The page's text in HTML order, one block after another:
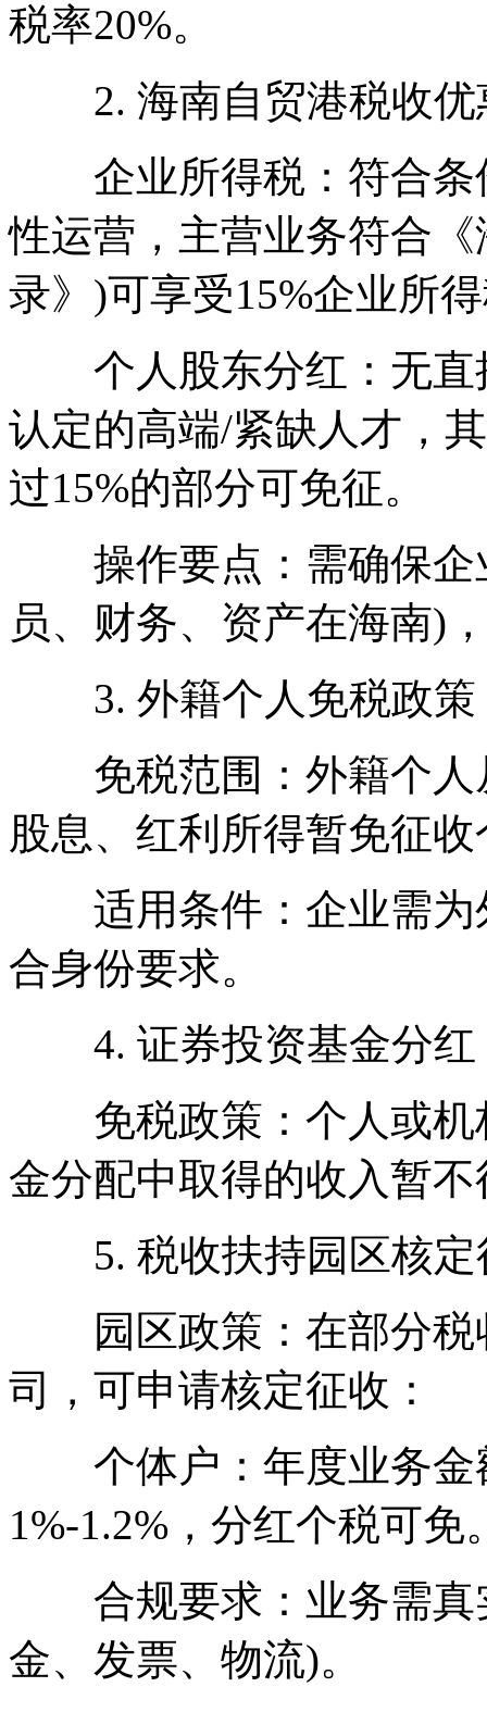
税率20%。
2. 海南自贸港税收优
企业所得税：符合条
性运营，主营业务符合
录》)可享受15%企业所
个人股东分红：无直
认定的高端/紧缺人才，
过15%的部分可免征。
操作要点：需确保企
员、财务、资产在海南)
3. 外籍个人免税政策
免税范围：外籍个人
股息、红利所得暂免征
适用条件：企业需为
合身份要求。
4. 证券投资基金分红
免税政策：个人或机
金分配中取得的收入暂
5. 税收扶持园区核定
园区政策：在部分税
司，可申请核定征收：
个体户：年度业务金
1%-1.2%，分红个税可免
合规要求：业务需真
金、发票、物流)。